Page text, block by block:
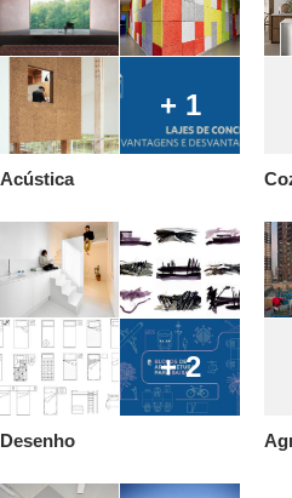
+ 1
Acústica
+ 2
Desenho